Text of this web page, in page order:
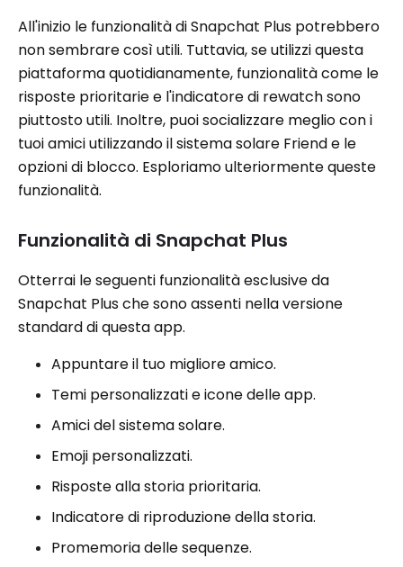
All'inizio le funzionalità di Snapchat Plus potrebbero
non sembrare così utili. Tuttavia, se utilizzi questa
piattaforma quotidianamente, funzionalità come le
risposte prioritarie e l'indicatore di rewatch sono
piuttosto utili. Inoltre, puoi socializzare meglio con i
tuoi amici utilizzando il sistema solare Friend e le
opzioni di blocco. Esploriamo ulteriormente queste
funzionalità.
Funzionalità di Snapchat Plus
Otterrai le seguenti funzionalità esclusive da
Snapchat Plus che sono assenti nella versione
standard di questa app.
Appuntare il tuo migliore amico.
Temi personalizzati e icone delle app.
Amici del sistema solare.
Emoji personalizzati.
Risposte alla storia prioritaria.
Indicatore di riproduzione della storia.
Promemoria delle sequenze.